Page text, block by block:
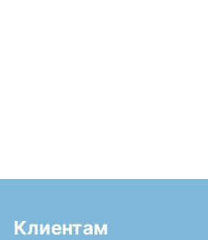
Клиентам